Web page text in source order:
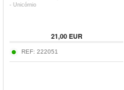
- Unicórnio
21,00EUR
REF: 222051